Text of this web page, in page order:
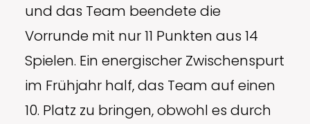
und das Team beendete die
Vorrunde mit nur 11 Punkten aus 14
Spielen. Ein energischer Zwischenspurt
im Frühjahr half, das Team auf einen
10. Platz zu bringen, obwohl es durch